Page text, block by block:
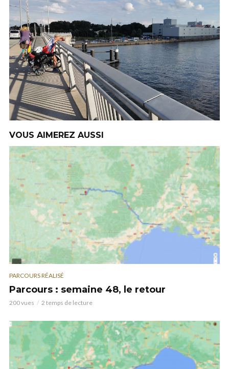
VOUS AIMEREZ AUSSI
PARCOURS RÉALISÉ
Parcours : semaine 48, le retour
200 vues 2 temps de lecture